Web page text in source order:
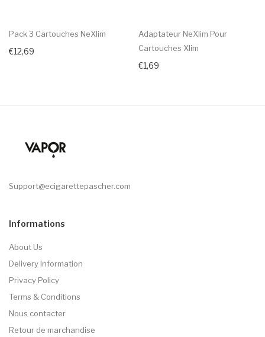
Pack 3 Cartouches NeXlim
€12,69
Adaptateur NeXlim Pour
Cartouches Xlim
€1,69
Support@ecigarettepascher.com
Informations
About Us
Delivery Information
Privacy Policy
Terms & Conditions
Nous contacter
Retour de marchandise